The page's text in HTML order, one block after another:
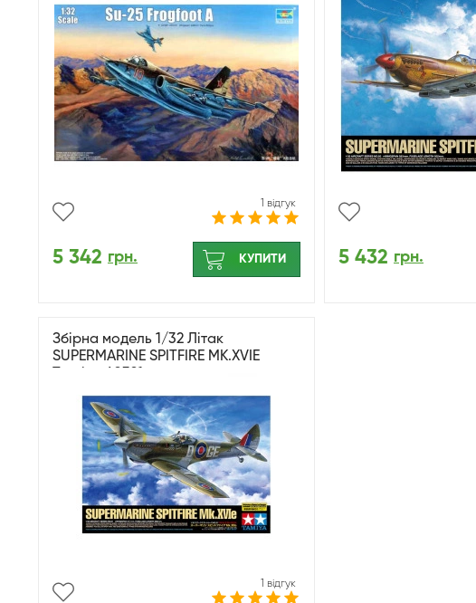
1 відгук
5 342 грн. КУПИТИ 5 432 грн.
Збірна модель 1/32 Літак
SUPERMARINE SPITFIRE MK.XVIE
1 відгук